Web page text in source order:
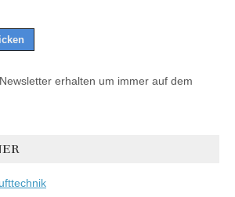
erhalten um immer auf dem